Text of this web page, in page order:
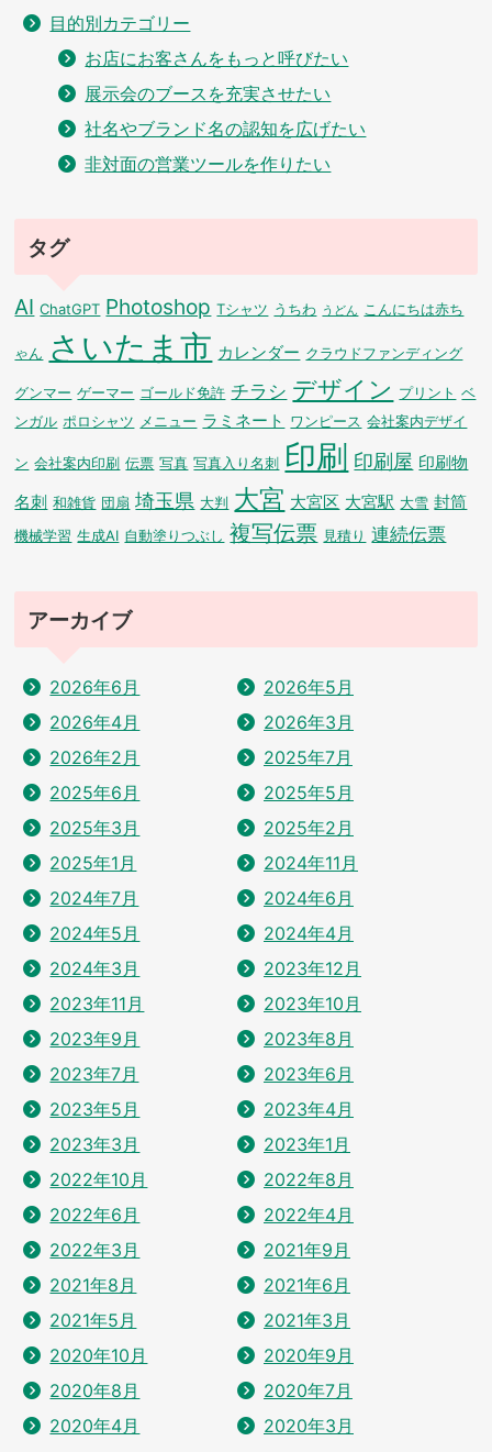
目的別カテゴリー
お店にお客さんをもっと呼びたい
展示会のブースを充実させたい
社名やブランド名の認知を広げたい
非対面の営業ツールを作りたい
タグ
AI ChatGPT Photoshop Tシャツ うちわ うどん こんにちは赤ち
ゃん さいたま市 カレンダー クラウドファンディング
グンマー ゲーマー ゴールド免許 チラシ デザイン プリント ベ
ンガル ポロシャツ メニュー ラミネート ワンピース 会社案内デザイ
ン 会社案内印刷 伝票 写真 写真入り名刺 印刷 印刷屋 印刷物
名刺 和雑貨 団扇 埼玉県 大判 大宮 大宮区 大宮駅 大雪 封筒
機械学習 生成AI 自動塗りつぶし 複写伝票 見積り 連続伝票
アーカイブ
2026年6月
2026年5月
2026年4月
2026年3月
2026年2月
2025年7月
2025年6月
2025年5月
2025年3月
2025年2月
2025年1月
2024年11月
2024年7月
2024年6月
2024年5月
2024年4月
2024年3月
2023年12月
2023年11月
2023年10月
2023年9月
2023年8月
2023年7月
2023年6月
2023年5月
2023年4月
2023年3月
2023年1月
2022年10月
2022年8月
2022年6月
2022年4月
2022年3月
2021年9月
2021年8月
2021年6月
2021年5月
2021年3月
2020年10月
2020年9月
2020年8月
2020年7月
2020年4月
2020年3月